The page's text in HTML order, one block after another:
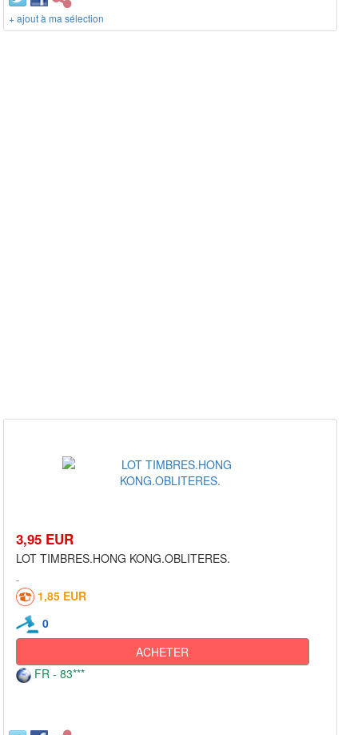
+ ajout à ma sélection
3,95 EUR
LOT TIMBRES.HONG KONG.OBLITERES.
1,85 EUR
0
ACHETER
FR - 83***